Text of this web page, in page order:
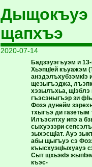
Дыщокъуэ
щапхъэ
2020-07-14
Бадзэуэгъуэм и
ХьэпцIей къуажэм
анэдэлъхубзэмкIэ
щезыгъэджа,
хэзылъхьа, щIэблэ
гъэсэныгъэр зи
Фозэ дунейм
тхыгъэ ди
Илъэситху ипэ а
сыхуэзэри
зыхэсщIат. Ауэ
абы щыгъуэ сэ
къысхуэцIыхуауэ
Сыт щхьэкIэ
къэс-